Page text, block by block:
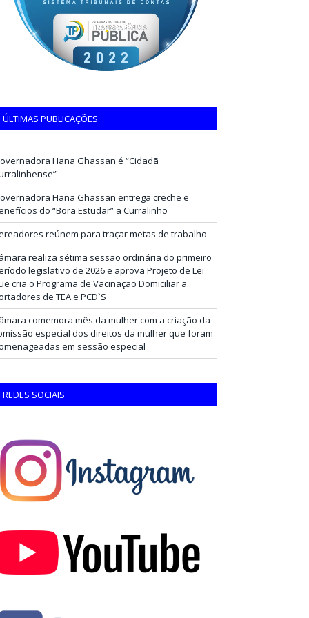
ÚLTIMAS PUBLICAÇÕES
Hana Ghassan é “Cidadã
Hana Ghassan entrega creche e
do “Bora Estudar” a Curralinho
reúnem para traçar metas de trabalho
realiza sétima sessão ordinária do primeiro
legislativo de 2026 e aprova Projeto de Lei
cria o Programa de Vacinação Domiciliar a
de TEA e PCD`S
comemora mês da mulher com a criação da
especial dos direitos da mulher que foram
em sessão especial
REDES SOCIAIS